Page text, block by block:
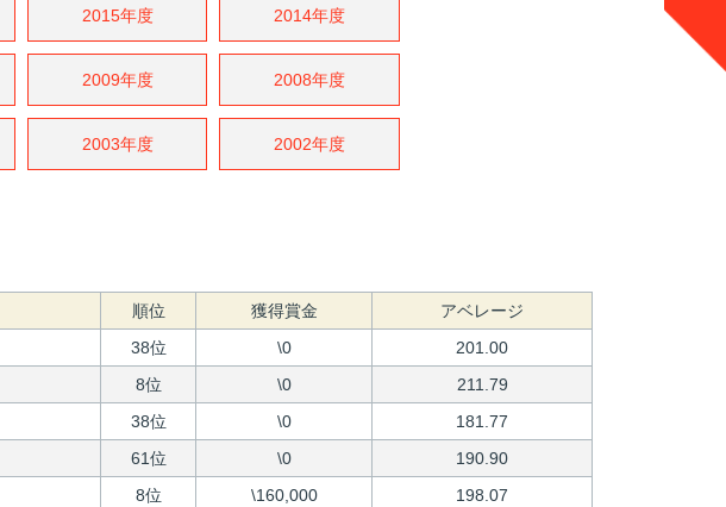
2015年度 2014年度
2009年度 2008年度
2003年度 2002年度
順位 獲得賞金
アベレージ
38位 \0
201.00
8位 \0
211.79
38位 \0
181.77
61位 \0
190.90
8位 \160,000
198.07